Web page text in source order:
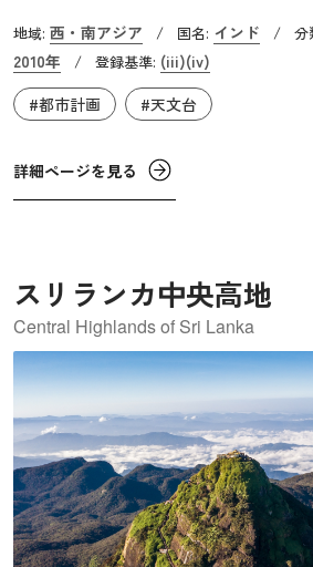
で、山上のアンベール城から平地の
るタイミングで、自身の居城シティ
施設をつくりました。彼は他の北イ
が最も規模が大きく、かつ完全な形
なお、ジャイ・シング2世が整備した
す。
地域: 西・南アジア / 国名: インド / 分
2010年 / 登録基準: (iii)(iv)
#都市計画
#天文台
詳細ページを見る
スリランカ中央高地
Central Highlands of Sri Lanka